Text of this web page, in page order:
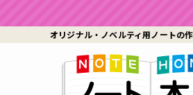
オリジナル・ノベルティ用ノートの